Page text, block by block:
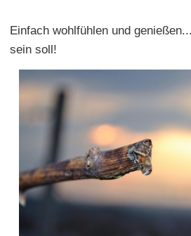
ShopRheinhessen-Blog
Einfach wohlfühlen und
sein soll!